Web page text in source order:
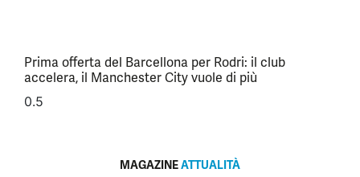
Prima offerta del Barcellona per Rodri: il club
accelera, il Manchester City vuole di più
MAGAZINEATTUALITÀ